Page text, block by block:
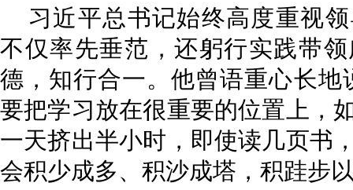
习近平总书记始终高度重视
不仅率先垂范，还躬行实践带
德，知行合一。他曾语重心长地
要把学习放在很重要的位置上，
一天挤出半小时，即使读几页书
会积少成多、积沙成塔，积跬步